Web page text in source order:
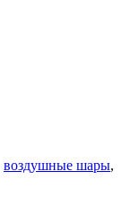
воздушные шары,